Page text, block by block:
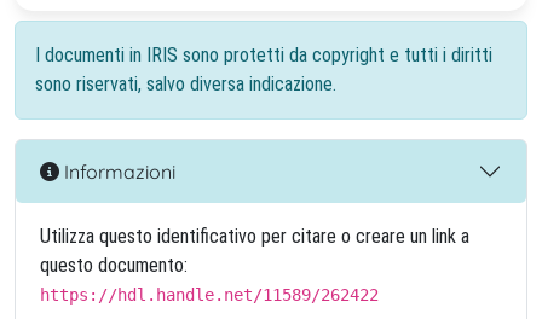
I documenti in IRIS sono protetti da copyright e tutti i diritti
sono riservati, salvo diversa indicazione.
Informazioni
Utilizza questo identificativo per citare o creare un link a
questo documento:
https://hdl.handle.net/11589/262422